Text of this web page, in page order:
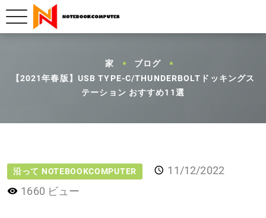
家
ブログ
【2021年春版】USB TYPE-C/THUNDERBOLTドッキングス
テーション おすすめ11選
沿って NOTEBOOKCOMPUTER
11/12/2022
1660 ビュー